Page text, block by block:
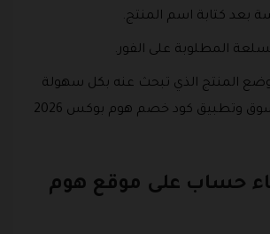
بعد كتابة اسم المنتج.
المطلوبة على الفور.
المنتج الذي تبحث عنه بكل سهولة
حساب على موقع هوم